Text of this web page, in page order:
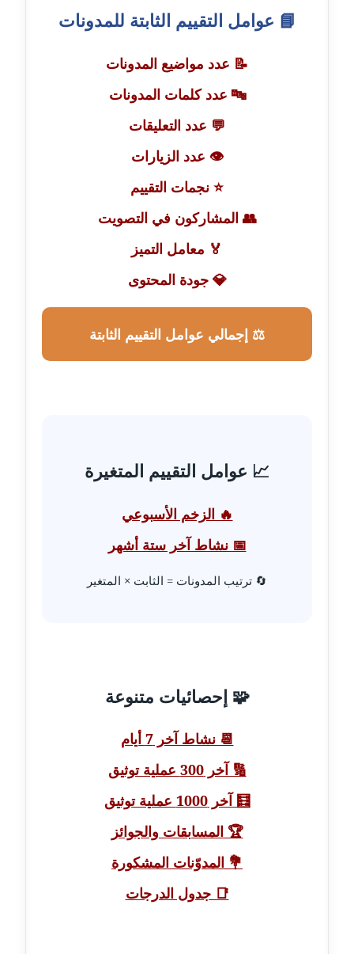
مدونة أحمد زيدان
عاملة
مدونة أحمد سيد
عاملة
مدونة احمد شقليط
مدونة أحمد عبد الفتاح
مدونة احمد كريدي
مدونة اريج الشرفا
مدونة اسلام أبو علم
مدونة اسماء خوجة
عاملة
مدونة اسماعيل ابو زيد
عاملة
مدونة اسماعيل محسن
عاملة
مدونة اسيمة اسامه
مدونة أشرف القط
📘 عوامل التقييم الثابتة للمدونات
📝 عدد مواضيع المدونات
🔤 عدد كلمات المدونات
💬 عدد التعليقات
👁️ عدد الزيارات
⭐ نجمات التقييم
👥 المشاركون في التصويت
🏅 معامل التميز
💎 جودة المحتوى
⚖️ إجمالي عوامل التقييم الثابتة
📈 عوامل التقييم المتغيرة
🔥 الزخم الأسبوعي
📅 نشاط آخر ستة أشهر
🔄 ترتيب المدونات = الثابت × المتغير
🧩 إحصائيات متنوعة
📆 نشاط آخر 7 أيام
🔢 آخر 300 عملية توثيق
🧮 آخر 1000 عملية توثيق
🏆 المسابقات والجوائز
💐 المدوّنات المشكورة
📑 جدول الدرجات